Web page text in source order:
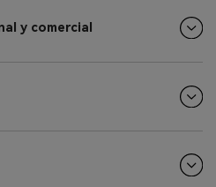
y comercial